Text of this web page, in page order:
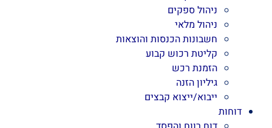
ניהול ספקים
ניהול מלאי
חשבונות הכנסות והוצאות
קליטת רכוש קבוע
הזמנת רכש
גיליון הזנה
ייבוא/ייצוא קבצים
דוחות